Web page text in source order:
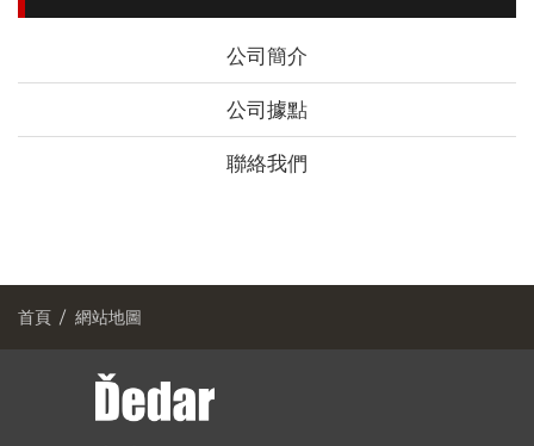
公司簡介
公司據點
聯絡我們
首頁 網站地圖